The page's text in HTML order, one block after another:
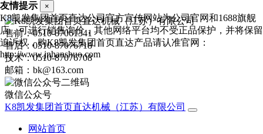
售前：0510-87061341
售后：0510-87076718
技术：0510-87076708
邮箱：bk@163.com
微信公众号
K8凯发集团首页直达机械（江苏）有限公司
网站首页
友情提示 ×
K8凯发集团首页直达公司官方宣传网站为公司官网和1688旗舰
店，可进行销售询价，其他网络平台均不受正品保护，并将保留
追诉权，购K8凯发集团首页直达产品请认准官网：
http://www.jnhanshuo.com